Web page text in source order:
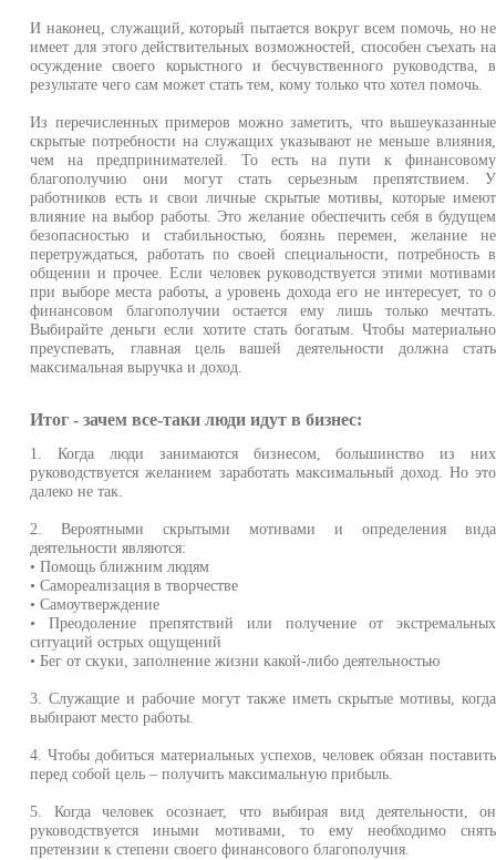
И наконец, служащий, который пытается вокруг всем помочь, но не
имеет для этого действительных возможностей, способен съехать на
осуждение своего корыстного и бесчувственного руководства, в
результате чего сам может стать тем, кому только что хотел помочь.
Из перечисленных примеров можно заметить, что вышеуказанные
скрытые потребности на служащих указывают не меньше влияния,
чем на предпринимателей. То есть на пути к финансовому
благополучию они могут стать серьезным препятствием. У
работников есть и свои личные скрытые мотивы, которые имеют
влияние на выбор работы. Это желание обеспечить себя в будущем
безопасностью и стабильностью, боязнь перемен, желание не
перетруждаться, работать по своей специальности, потребность в
общении и прочее. Если человек руководствуется этими мотивами
при выборе места работы, а уровень дохода его не интересует, то о
финансовом благополучии остается ему лишь только мечтать.
Выбирайте деньги если хотите стать богатым. Чтобы материально
преуспевать, главная цель вашей деятельности должна стать
максимальная выручка и доход.
Итог - зачем все-таки люди идут в бизнес:
1. Когда люди занимаются бизнесом, большинство из них
руководствуется желанием заработать максимальный доход. Но это
далеко не так.
2. Вероятными скрытыми мотивами и определения вида
деятельности являются:
• Помощь ближним людям
• Самореализация в творчестве
• Самоутверждение
• Преодоление препятствий или получение от экстремальных
ситуаций острых ощущений
• Бег от скуки, заполнение жизни какой-либо деятельностью
3. Служащие и рабочие могут также иметь скрытые мотивы, когда
выбирают место работы.
4. Чтобы добиться материальных успехов, человек обязан поставить
перед собой цель – получить максимальную прибыль.
5. Когда человек осознает, что выбирая вид деятельности, он
руководствуется иными мотивами, то ему необходимо снять
претензии к степени своего финансового благополучия.